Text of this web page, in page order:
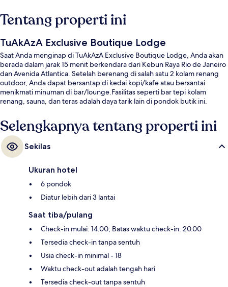
Tentang properti ini
TuAkAzA Exclusive Boutique Lodge
Saat Anda menginap di TuAkAzA Exclusive Boutique Lodge, Anda akan
berada dalam jarak 15 menit berkendara dari Kebun Raya Rio de Janeiro
dan Avenida Atlantica. Setelah berenang di salah satu 2 kolam renang
outdoor, Anda dapat bersantap di kedai kopi/kafe atau bersantai
menikmati minuman di bar/lounge.Fasilitas seperti bar tepi kolam
renang, sauna, dan teras adalah daya tarik lain di pondok butik ini.
Selengkapnya tentang properti ini
Sekilas
Ukuran hotel
6 pondok
Diatur lebih dari 3 lantai
Saat tiba/pulang
Check-in mulai: 14.00; Batas waktu check-in: 20.00
Tersedia check-in tanpa sentuh
Usia check-in minimal - 18
Waktu check-out adalah tengah hari
Tersedia check-out tanpa sentuh